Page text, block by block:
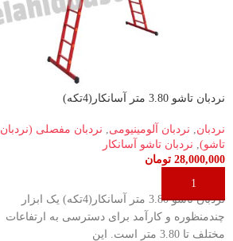
نردبان تاشو 3.80 متر آسانکار(4تکه)
نردبان نردبان آلومینیومی
نردبان مفصلی (نردبان
تاشو) نردبان تاشو آسانکار
28,000,000 تومان
افزودن به سبد خرید
نردبان تاشو 3.80 متر آسانکار(4تکه) یک ابزار
چندمنظوره و کارآمد برای دسترسی به ارتفاعات
مختلف تا 3.80 متر است. این